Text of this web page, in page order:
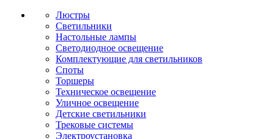
Люстры
Светильники
Настольные лампы
Светодиодное освещение
Комплектующие для светильников
Споты
Торшеры
Техническое освещение
Уличное освещение
Детские светильники
Трековые системы
Электроустановка